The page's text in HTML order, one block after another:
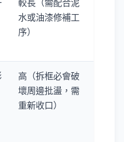
較長（需配合泥
水或油漆修補工
序）
高（拆框必會破
壞周邊批盪，需
重新收口）